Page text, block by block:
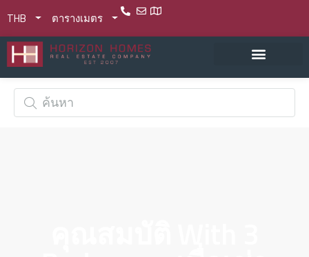
THB ตารางเมตร